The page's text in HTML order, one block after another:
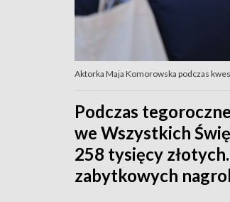
Aktorka Maja Komorowska podczas
Podczas
we Wszystkich
258 tysięcy
zabytkowych